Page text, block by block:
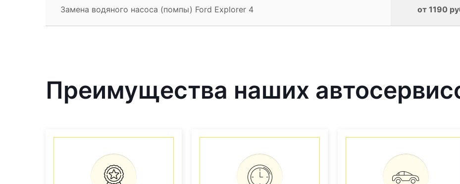
Замена водяного насоса (помпы) Ford Explorer 4 от 1190
Преимущества наших